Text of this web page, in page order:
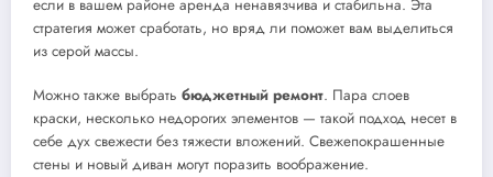
если в вашем районе аренда ненавязчива и стабильна. Эта
стратегия может сработать, но вряд ли поможет вам выделиться
из серой массы.
Можно также выбрать бюджетный ремонт. Пара слоев
краски, несколько недорогих элементов — такой подход несет в
себе дух свежести без тяжести вложений. Свежепокрашенные
стены и новый диван могут поразить воображение.